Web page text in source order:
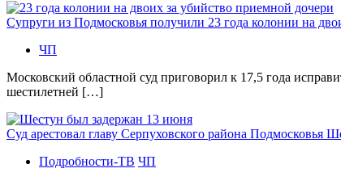
Супруги из Подмосковья получили 23 года колонии на
ЧП
Московский областной суд приговорил к 17,5 года
шестилетней […]
Суд арестовал главу Серпуховского района Подмосковья
Подробности-ТВ ЧП